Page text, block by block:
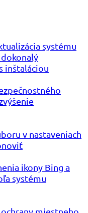
systému
dokonalý
inštaláciou
v nastaveniach
ikony Bing a
systému